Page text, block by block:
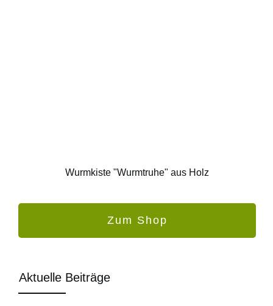
Wurmkiste "Wurmtruhe" aus Holz
Zum Shop
Aktuelle Beiträge